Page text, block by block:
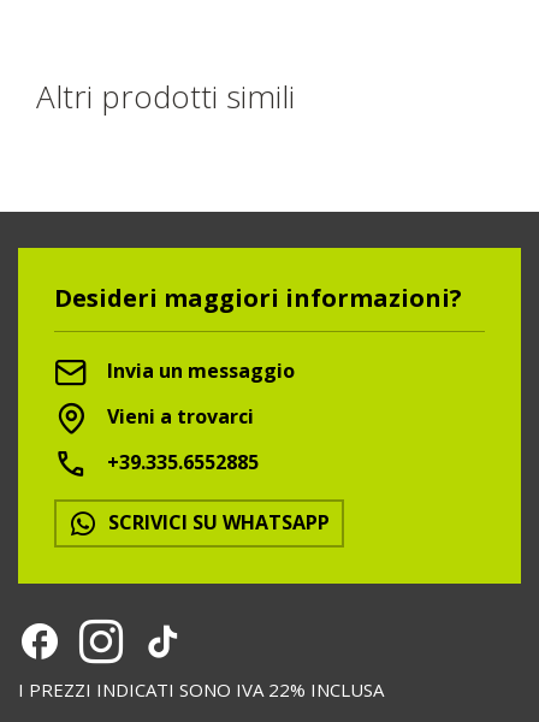
Altri prodotti simili
Desideri maggiori informazioni?
Invia un messaggio
Vieni a trovarci
+39.335.6552885
SCRIVICI SU WHATSAPP
I PREZZI INDICATI SONO IVA 22% INCLUSA